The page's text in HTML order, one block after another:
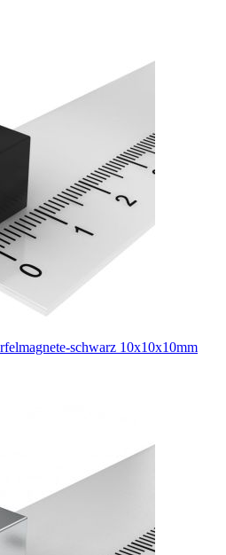
schwarz 10x10x10mm